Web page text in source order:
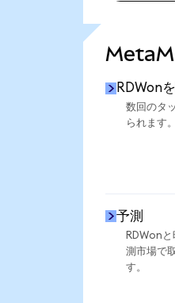
RDWon
数回のタ
られます。
予測
RDWon
測市場で
す。